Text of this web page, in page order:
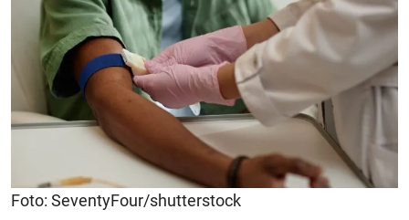
Foto: SeventyFour/shutterstock